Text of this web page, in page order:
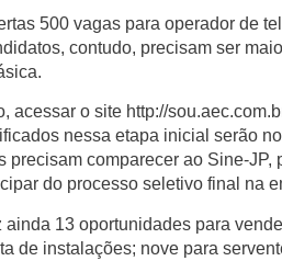
500 vagas para operador de
contudo, precisam ser
acessar o site http://
nessa etapa inicial serão
comparecer ao Sine-JP,
do processo seletivo final na
ainda 13 oportunidades para
de instalações; nove para